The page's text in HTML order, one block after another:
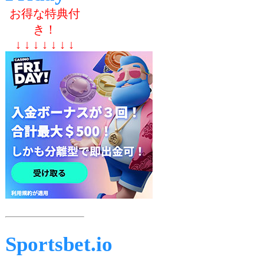
お得な特典付
き！
↓ ↓ ↓ ↓ ↓ ↓ ↓
Sportsbet.io